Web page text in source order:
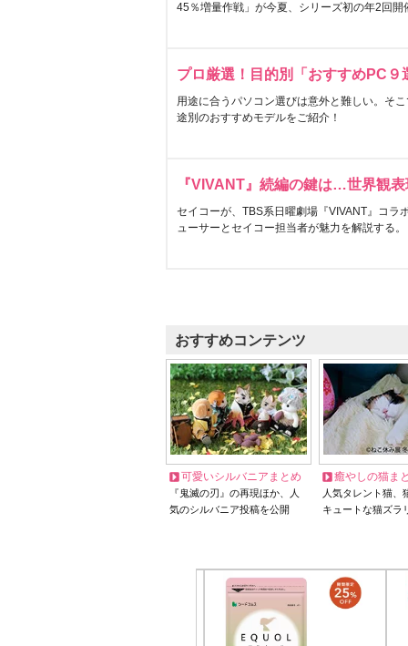
45％増量作戦」が今夏、シリーズ初の年2回開
プロ厳選！目的別「おすすめPC９
用途に合うパソコン選びは意外と難しい。そ
途別のおすすめモデルをご紹介！
『VIVANT』続編の鍵は…世界観
セイコーが、TBS系日曜劇場『VIVANT』コラ
ューサーとセイコー担当者が魅力を解説する。
おすすめコンテンツ
可愛いシルバニアまとめ
『鬼滅の刃』の再現ほか、人
気のシルバニア投稿を公開
癒やしの猫ま
人気タレント猫
キュートな猫ズラ